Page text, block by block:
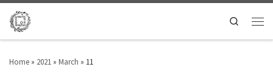
Search
Home » 2021 » March » 11